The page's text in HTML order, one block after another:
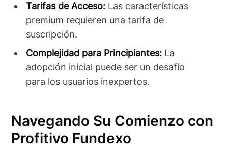
Tarifas de Acceso: Las características
premium requieren una tarifa de
suscripción.
Complejidad para Principiantes: La
adopción inicial puede ser un desafío
para los usuarios inexpertos.
Navegando Su Comienzo con
Profitivo Fundexo